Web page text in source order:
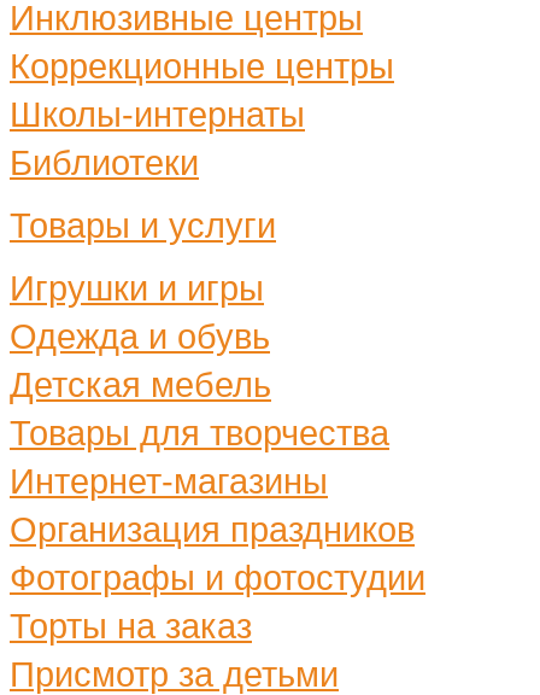
Инклюзивные центры
Коррекционные центры
Школы-интернаты
Библиотеки
Товары и услуги
Игрушки и игры
Одежда и обувь
Детская мебель
Товары для творчества
Интернет-магазины
Организация праздников
Фотографы и фотостудии
Торты на заказ
Присмотр за детьми